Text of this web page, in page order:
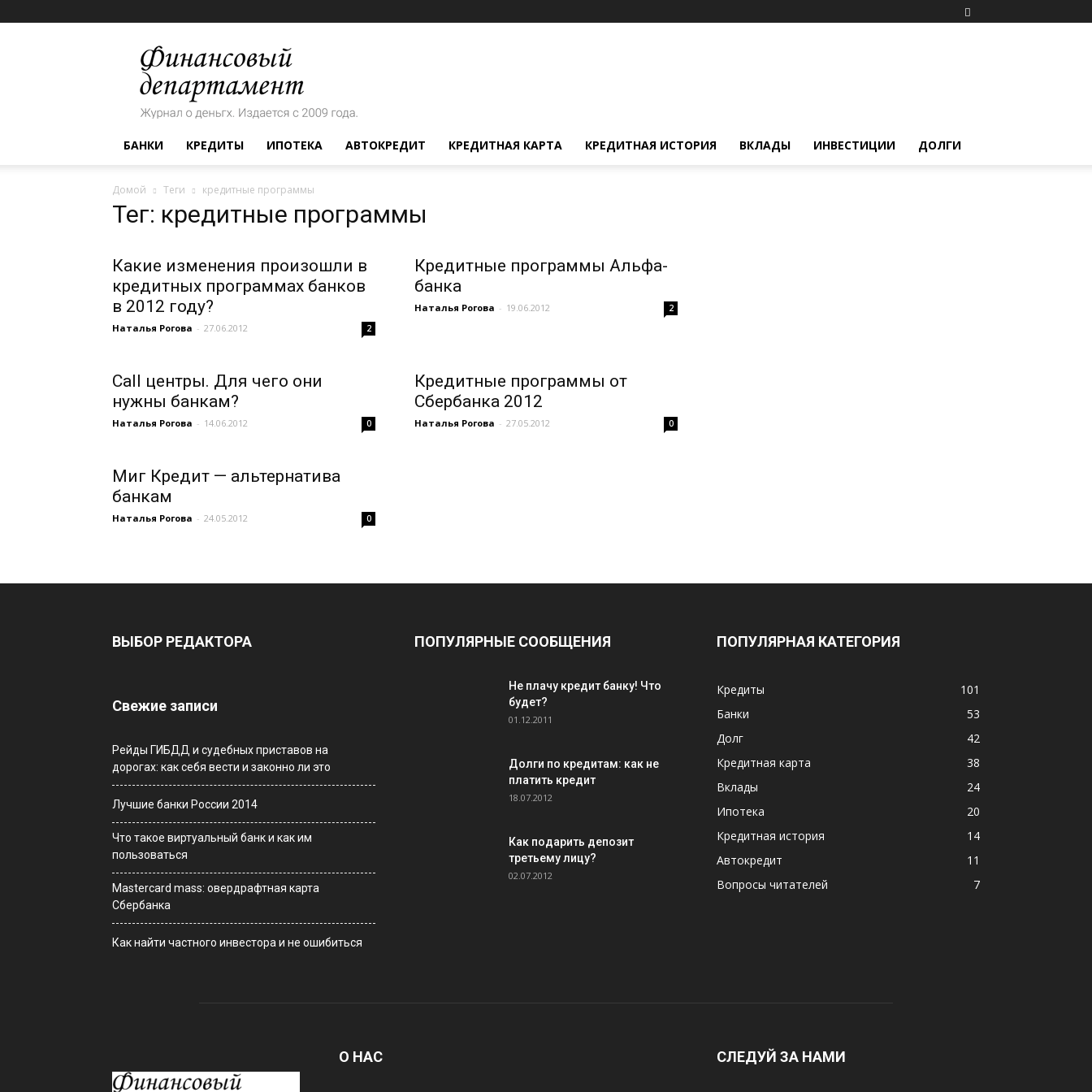
Финансовый
департамент
БАНКИ КРЕДИТЫ ИПОТЕКА АВТОКРЕДИТ КРЕДИТНАЯ КАРТА КРЕДИТНАЯ ИСТОРИЯ ВКЛАДЫ ИНВЕСТИЦИИ ДОЛГИ
Домой Теги кредитные программы
Тег: кредитные программы
Какие изменения произошли в
кредитных программах банков
в 2012 году?
Наталья Рогова - 27.06.2012 2
Кредитные программы Альфа-
банка
Наталья Рогова - 19.06.2012 2
Call центры. Для чего они
нужны банкам?
Наталья Рогова - 14.06.2012 0
Кредитные программы от
Сбербанка 2012
Наталья Рогова - 27.05.2012 0
Миг Кредит — альтернатива
банкам
Наталья Рогова - 24.05.2012 0
ВЫБОР РЕДАКТОРА
Свежие записи
Рейды ГИБДД и судебных приставов на
дорогах: как себя вести и законно ли это
Лучшие банки России 2014
Что такое виртуальный банк и как им
пользоваться
Мastercard mass: овердрафтная карта
Сбербанка
Как найти частного инвестора и не ошибиться
ПОПУЛЯРНЫЕ СООБЩЕНИЯ
Не плачу кредит банку! Что
будет?
01.12.2011
Долги по кредитам: как не
платить кредит
18.07.2012
Как подарить депозит
третьему лицу?
02.07.2012
ПОПУЛЯРНАЯ КАТЕГОРИЯ
Кредиты
101
Банки
53
Долг
42
Кредитная карта
38
Вклады
24
Ипотека
20
Кредитная история
14
Автокредит
11
Вопросы читателей
7
О НАС СЛЕДУЙ ЗА НАМИ